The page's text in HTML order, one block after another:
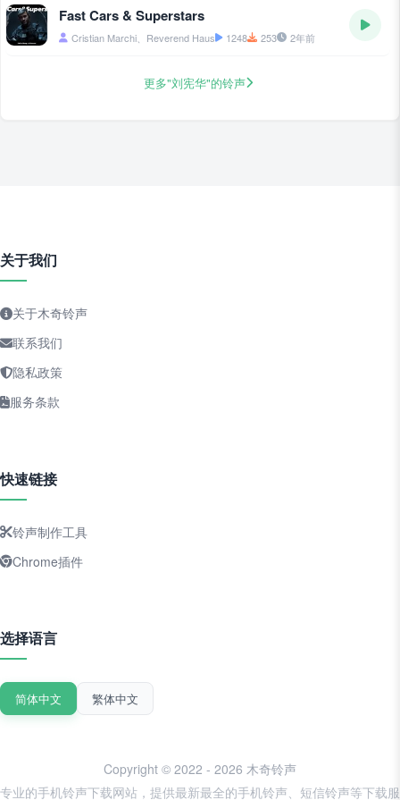
Fast Cars & Superstars
Cristian Marchi、Reverend Haus 1248 253 2年前
更多"刘宪华"的铃声
关于我们
关于木奇铃声
联系我们
隐私政策
服务条款
快速链接
铃声制作工具
Chrome插件
选择语言
简体中文 繁体中文
Copyright © 2022 - 2026 木奇铃声
专业的手机铃声下载网站，提供最新最全的手机铃声、短信铃声等下载服